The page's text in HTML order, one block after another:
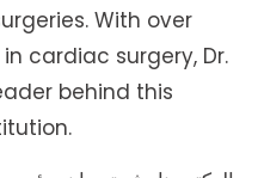
With over
cardiac surgery, Dr.
behind this